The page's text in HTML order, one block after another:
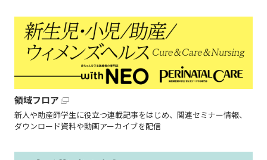
領域フロア
新人や助産師学生に役立つ連載記事をはじめ、関連セミナー情報、
ダウンロード資料や動画アーカイブを配信